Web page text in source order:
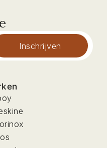
Inschrijven